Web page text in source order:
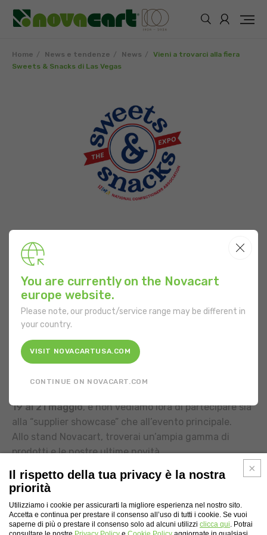
Home News e tendenze News
Vieni a trovarci alla fiera
Sweets & Snacks di Las Vegas
NEWS
Vieni a trovarci alla fiera
Sweets & Snacks di Las
Vegas
Las Vegas per la fiera Sweets & Snacks.
19 al 21 maggio, e non vediamo lora di partecipare sia
alla “supplier showcase” che all’evento principale.
Allo stand Novacart, troverai un’ampia gamma di
prodotti e le nostre ultime novità.
Vieni a trovarci allostand 6424. Se desideri prendere
un appuntamento,
You are currently on the Novacart
europe website.
Please note, our product/service range may be different in
your country.
VISIT NOVACARTUSA.COM
CONTINUE ON NOVACART.COM
Il rispetto della tua privacy è la nostra
priorità
Utilizziamo i cookie per assicurarti la migliore esperienza nel nostro sito.
Accetta e continua per prestare il consenso all’uso di tutti i cookie. Se vuoi
saperne di più o prestare il consenso solo ad alcuni utilizzi clicca qui. Potrai